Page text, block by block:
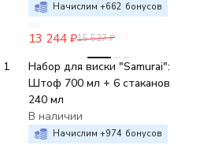
Начислим +662 бонусов
13 244 ₽15 527 ₽
-15%
Набор для виски "Samurai":
Штоф 700 мл + 6 стаканов
240 мл
В наличии
Начислим +974 бонусов